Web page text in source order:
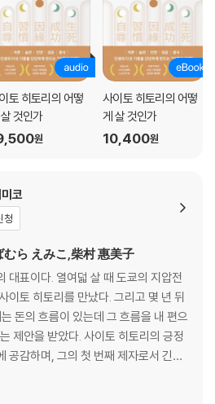
우는 법 : 사이토 히토리 · 151
· 217
무라 에미코 · 225
토 히토리의 어떻
것인가
원
사이토 히토리의 어떻
게 살 것인가
10,400원
코
청
ら えみこ,柴村 惠美子
대표이다. 열여덟 살 때 도쿄의 지압전
이토 히토리를 만났다. 그리고 몇 년 뒤
돈의 흐름이 있는데 그 흐름을 내 편으
제안을 받았다. 사이토 히토리의 긍정
공감하며, 그의 첫 번째 제자로서 긴자
년 동안 도쿄, 오사카 등 13개 지역을
판매 노하우와 멘탈 교육을 받았고, 19